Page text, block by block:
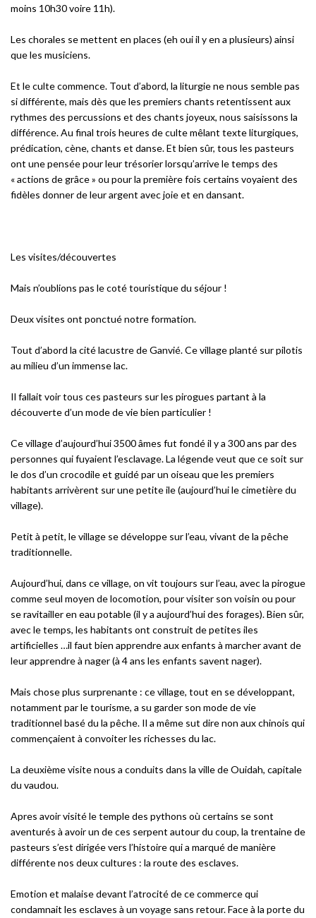
moins 10h30 voire 11h).
Les chorales se mettent en places (eh oui il y en a plusieurs) ainsi
que les musiciens.
Et le culte commence. Tout d’abord, la liturgie ne nous semble pas
si différente, mais dès que les premiers chants retentissent aux
rythmes des percussions et des chants joyeux, nous saisissons la
différence. Au final trois heures de culte mêlant texte liturgiques,
prédication, cène, chants et danse. Et bien sûr, tous les pasteurs
ont une pensée pour leur trésorier lorsqu’arrive le temps des
« actions de grâce » ou pour la première fois certains voyaient des
fidèles donner de leur argent avec joie et en dansant.
Les visites/découvertes
Mais n’oublions pas le coté touristique du séjour !
Deux visites ont ponctué notre formation.
Tout d’abord la cité lacustre de Ganvié. Ce village planté sur pilotis
au milieu d’un immense lac.
Il fallait voir tous ces pasteurs sur les pirogues partant à la
découverte d’un mode de vie bien particulier !
Ce village d’aujourd’hui 3500 âmes fut fondé il y a 300 ans par des
personnes qui fuyaient l’esclavage. La légende veut que ce soit sur
le dos d’un crocodile et guidé par un oiseau que les premiers
habitants arrivèrent sur une petite ile (aujourd’hui le cimetière du
village).
Petit à petit, le village se développe sur l’eau, vivant de la pêche
traditionnelle.
Aujourd’hui, dans ce village, on vit toujours sur l’eau, avec la pirogue
comme seul moyen de locomotion, pour visiter son voisin ou pour
se ravitailler en eau potable (il y a aujourd’hui des forages). Bien sûr,
avec le temps, les habitants ont construit de petites iles
artificielles …il faut bien apprendre aux enfants à marcher avant de
leur apprendre à nager (à 4 ans les enfants savent nager).
Mais chose plus surprenante : ce village, tout en se développant,
notamment par le tourisme, a su garder son mode de vie
traditionnel basé du la pêche. Il a même sut dire non aux chinois qui
commençaient à convoiter les richesses du lac.
La deuxième visite nous a conduits dans la ville de Ouidah, capitale
du vaudou.
Apres avoir visité le temple des pythons où certains se sont
aventurés à avoir un de ces serpent autour du coup, la trentaine de
pasteurs s’est dirigée vers l’histoire qui a marqué de manière
différente nos deux cultures : la route des esclaves.
Emotion et malaise devant l’atrocité de ce commerce qui
condamnait les esclaves à un voyage sans retour. Face à la porte du